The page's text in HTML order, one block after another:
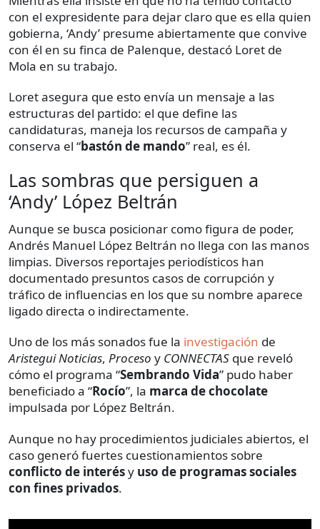
con el expresidente para dejar claro que es ella quien
gobierna, ‘Andy’ presume abiertamente que convive
con él en su finca de Palenque, destacó Loret de
Mola en su trabajo.
Loret asegura que esto envía un mensaje a las
estructuras del partido: el que define las
candidaturas, maneja los recursos de campaña y
conserva el “bastón de mando” real, es él.
Las sombras que persiguen a
‘Andy’ López Beltrán
Aunque se busca posicionar como figura de poder,
Andrés Manuel López Beltrán no llega con las manos
limpias. Diversos reportajes periodísticos han
documentado presuntos casos de corrupción y
tráfico de influencias en los que su nombre aparece
ligado directa o indirectamente.
Uno de los más sonados fue la investigación de
Aristegui Noticias, Proceso y CONNECTAS que reveló
cómo el programa “Sembrando Vida” pudo haber
beneficiado a “Rocío”, la marca de chocolate
impulsada por López Beltrán.
Aunque no hay procedimientos judiciales abiertos, el
caso generó fuertes cuestionamientos sobre
conflicto de interésy uso de programas sociales
con fines privados.